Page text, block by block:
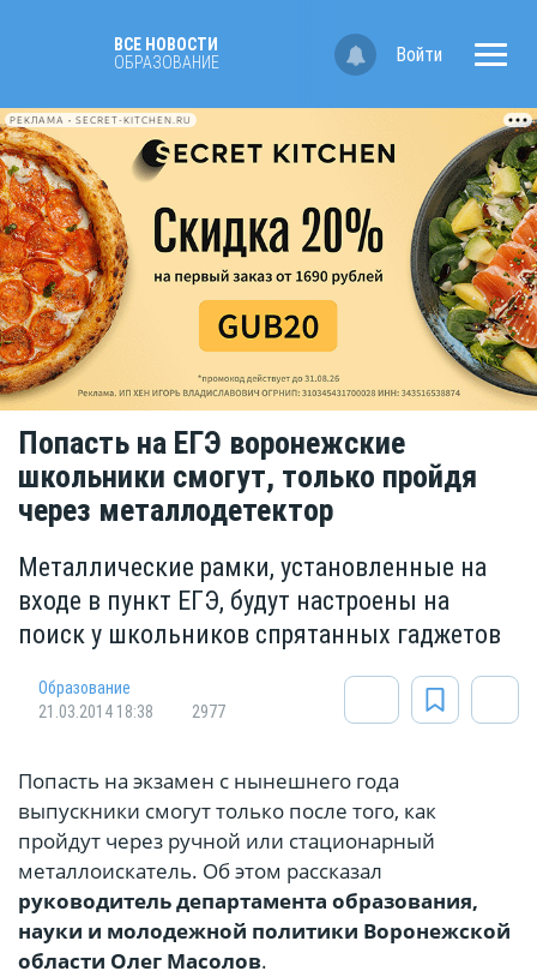
ВСЕ НОВОСТИ
OБРАЗОВАНИЕ
Войти
РЕКЛАМА • SECRET-KITCHEN.RU
Попасть на ЕГЭ воронежские
школьники смогут, только пройдя
через металлодетектор
Металлические рамки, установленные на
входе в пункт ЕГЭ, будут настроены на
поиск у школьников спрятанных гаджетов
Oбразование
21.03.2014 18:38
2977
Попасть на экзамен с нынешнего года
выпускники смогут только после того, как
пройдут через ручной или стационарный
металлоискатель. Об этом рассказал
руководитель департамента образования,
науки и молодежной политики Воронежской
области Олег Масолов.